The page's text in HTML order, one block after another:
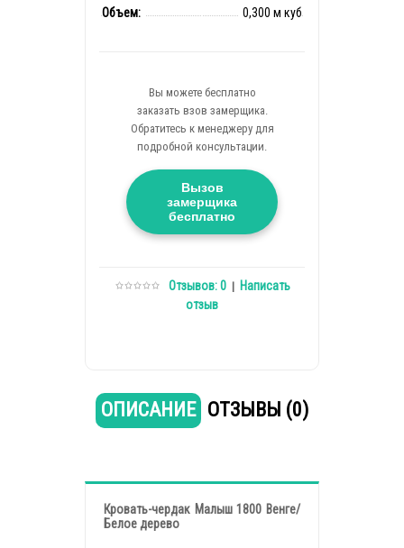
Объем: 0,300 м куб
Вы можете бесплатно
заказать взов замерщика.
Обратитесь к менеджеру для
подробной консультации.
Вызов
замерщика
бесплатно
Отзывов: 0| Написать
отзыв
ОПИСАНИЕ ОТЗЫВЫ (0)
Кровать-чердак Малыш 1800 Венге/
Белое дерево